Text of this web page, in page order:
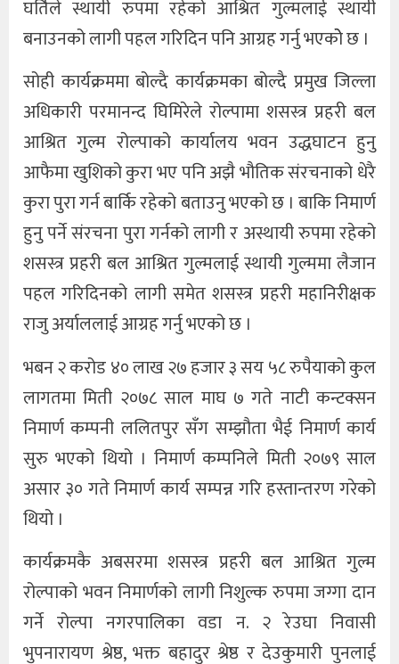
घर्तिले स्थायी रुपमा रहेको आश्रित गुल्मलाई स्थायी
बनाउनको लागी पहल गरिदिन पनि आग्रह गर्नु भएकोे छ ।
सोही कार्यक्रममा बोल्दै कार्यक्रमका बोल्दै प्रमुख जिल्ला
अधिकारी परमानन्द घिमिरेले रोल्पामा शसस्त्र प्रहरी बल
आश्रित गुल्म रोल्पाको कार्यालय भवन उद्धघाटन हुनु
आफैमा खुशिको कुरा भए पनि अझै भौतिक संरचनाको धेरै
कुरा पुरा गर्न बार्कि रहेको बताउनु भएको छ । बाकि निमार्ण
हुनु पर्ने संरचना पुरा गर्नको लागी र अस्थायी रुपमा रहेको
शसस्त्र प्रहरी बल आश्रित गुल्मलाई स्थायी गुल्ममा लैजान
पहल गरिदिनको लागी समेत शसस्त्र प्रहरी महानिरीक्षक
राजु अर्याललाई आग्रह गर्नु भएको छ ।
भबन २ करोड ४० लाख २७ हजार ३ सय ५८ रुपैयाको कुल
लागतमा मिती २०७८ साल माघ ७ गते नाटी कन्टक्सन
निमार्ण कम्पनी ललितपुर सँग सम्झौता भैई निमार्ण कार्य
सुरु भएको थियो । निमार्ण कम्पनिले मिती २०७९ साल
असार ३० गते निमार्ण कार्य सम्पन्न गरि हस्तान्तरण गरेको
थियो ।
कार्यक्रमकै अबसरमा शसस्त्र प्रहरी बल आश्रित गुल्म
रोल्पाको भवन निमार्णको लागी निशुल्क रुपमा जग्गा दान
गर्ने रोल्पा नगरपालिका वडा न. २ रेउघा निवासी
भुपनारायण श्रेष्ठ, भक्त बहादुर श्रेष्ठ र देउकुमारी पुनलाई